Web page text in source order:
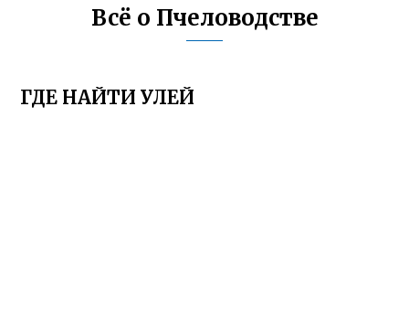
Всё о Пчеловодстве
ГДЕ НАЙТИ УЛЕЙ